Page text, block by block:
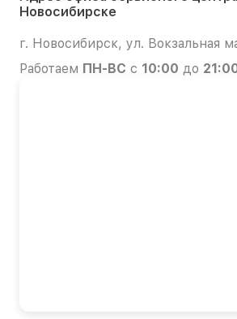
Новосибирске
г. Новосибирск, ул. Вокзальная
Работаем ПН-ВС с 10:00 до